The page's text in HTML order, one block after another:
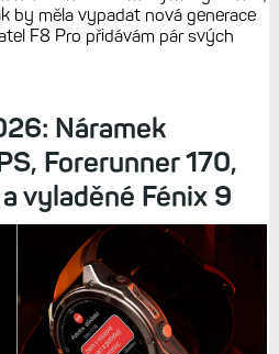
by měla vypadat nová generace
F8 Pro přidávám pár svých
Náramek
Forerunner 170,
vyladěné Fénix 9